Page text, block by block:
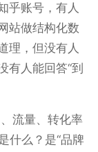
乎账号，有人
站做结构化数
理，但没有人
有人能回答“到
流量、转化率
什么？是“品牌